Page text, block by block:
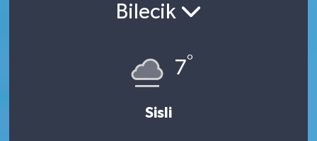
Bilecik
7°
Sisli